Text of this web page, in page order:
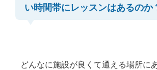
い時間帯にレッスンはあるのか
どんなに施設が良くて通える場所に